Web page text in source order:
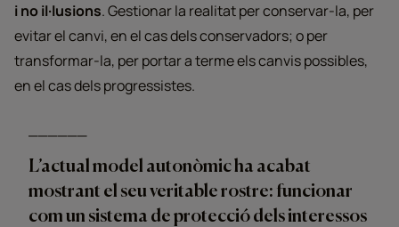
i no il·lusions. Gestionar la realitat per conservar-la, per
evitar el canvi, en el cas dels conservadors; o per
transformar-la, per portar a terme els canvis possibles,
en el cas dels progressistes.
L’actual model autonòmic ha acabat
mostrant el seu veritable rostre: funcionar
com un sistema de protecció dels interessos